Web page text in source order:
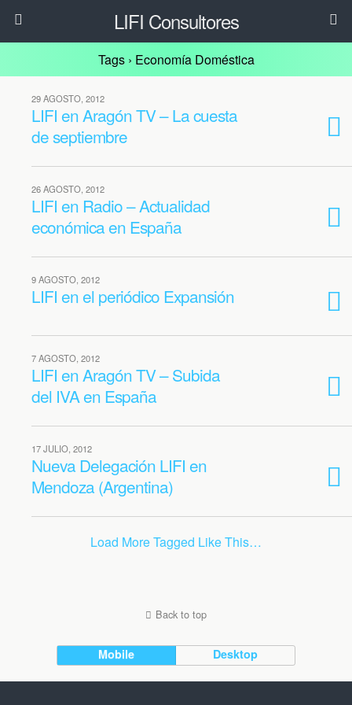
LIFI Consultores
Tags › Economía Doméstica
29 AGOSTO, 2012
LIFI en Aragón TV – La cuesta
de septiembre
26 AGOSTO, 2012
LIFI en Radio – Actualidad
económica en España
9 AGOSTO, 2012
LIFI en el periódico Expansión
7 AGOSTO, 2012
LIFI en Aragón TV – Subida
del IVA en España
17 JULIO, 2012
Nueva Delegación LIFI en
Mendoza (Argentina)
Load More Tagged Like This…
Back to top
Mobile Desktop